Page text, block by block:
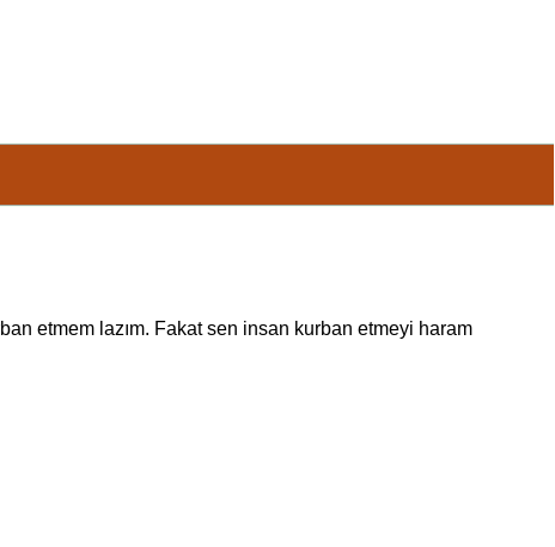
etmem lazım. Fakat sen insan kurban etmeyi haram